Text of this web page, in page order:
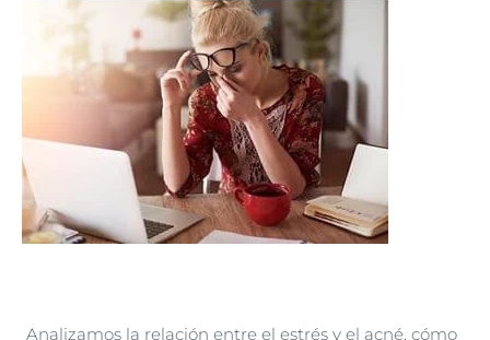
Analizamos la relación entre el estrés y el acné, cómo